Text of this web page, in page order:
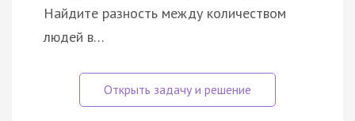
Найдите разность между количеством
людей в…